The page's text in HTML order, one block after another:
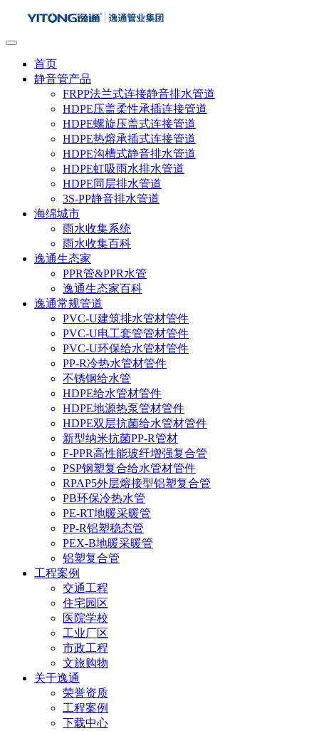
首页
静音管产品
FRPP法兰式连接静音排水管道
HDPE压盖柔性承插连接管道
HDPE螺旋压盖式连接管道
HDPE热熔承插式连接管道
HDPE沟槽式静音排水管道
HDPE虹吸雨水排水管道
HDPE同层排水管道
3S-PP静音排水管道
海绵城市
雨水收集系统
雨水收集百科
逸通生态家
PPR管&PPR水管
逸通生态家百科
逸通常规管道
PVC-U建筑排水管材管件
PVC-U电工套管管材管件
PVC-U环保给水管材管件
PP-R冷热水管材管件
不锈钢给水管
HDPE给水管材管件
HDPE地源热泵管材管件
HDPE双层抗菌给水管材管件
新型纳米抗菌PP-R管材
F-PPR高性能玻纤增强复合管
PSP钢塑复合给水管材管件
RPAP5外层熔接型铝塑复合管
PB环保冷热水管
PE-RT地暖采暖管
PP-R铝塑稳态管
PEX-B地暖采暖管
铝塑复合管
工程案例
交通工程
住宅园区
医院学校
工业厂区
市政工程
文旅购物
关于逸通
荣誉资质
工程案例
下载中心